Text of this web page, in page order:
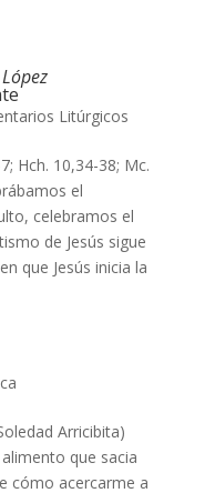
Litúrgicos
Hch. 10,34-38; Mc.
el
celebramos el
de Jesús sigue
que Jesús inicia la
Arricibita)
que sacia
cómo acercarme a